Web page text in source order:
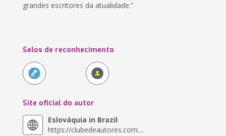
grandes escritores da atualidade.”
Selos de reconhecimento
Site oficial do autor
Eslováquia in Brazil
https://clubedeautores.com....